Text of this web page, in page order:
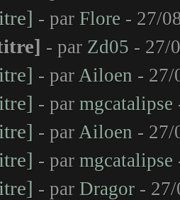
- par Flore - 27/
- par Zd05 - 27/
- par Ailoen - 27/
- par mgcatalipse
- par Ailoen - 27/
- par mgcatalipse
- par Dragor -